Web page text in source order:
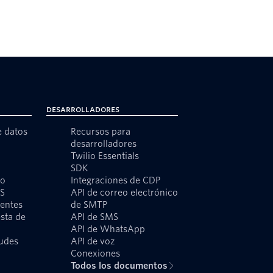
datos
de
Desarrolladores
Recursos para
desarrolladores
Twilio Essentials
SDK
Integraciones de CDP
API de correo electrónico
de SMTP
API de SMS
API de WhatsApp
API de voz
Conexiones
Todos los documentos